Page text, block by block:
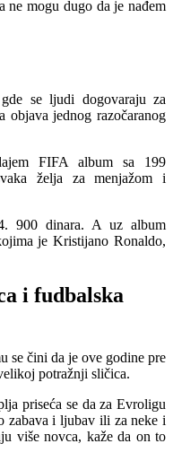
ne mogu dugo da je nađem
se ljudi dogovaraju za
objava jednog razočaranog
FIFA album sa 199
želja za menjažom i
900 dinara. A uz album
je Kristijano Ronaldo,
i fudbalska
se čini da je ove godine pre
potražnji sličica.
priseća se da za Evroligu
zabava i ljubav ili za neke i
više novca, kaže da on to